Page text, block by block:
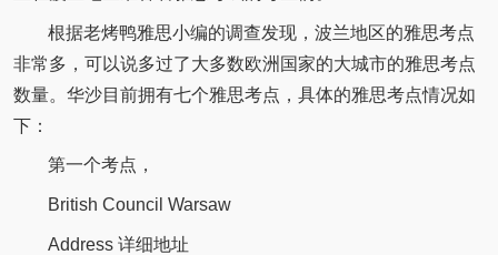
根据老烤鸭雅思小编的调查发现，波兰地区的雅思考点
非常多，可以说多过了大多数欧洲国家的大城市的雅思考点
数量。华沙目前拥有七个雅思考点，具体的雅思考点情况如
下：
第一个考点，
British Council Warsaw
Address 详细地址